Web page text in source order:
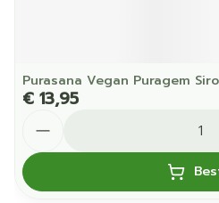
Purasana Vegan Puragem
€ 13,95